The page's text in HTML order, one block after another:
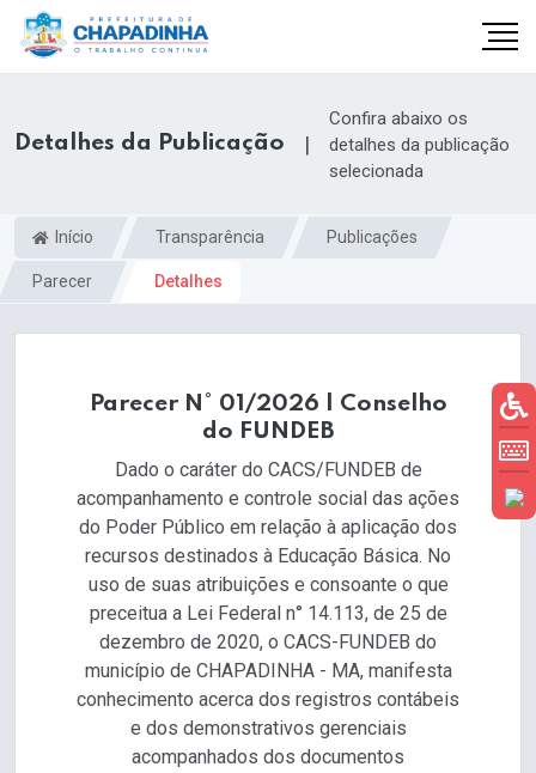
Detalhes da Publicação |
Confira abaixo os
detalhes da publicação
selecionada
Início Transparência Publicações
Parecer Detalhes
Parecer N° 01/2026 | Conselho
do FUNDEB
Dado o caráter do CACS/FUNDEB de
acompanhamento e controle social das ações
do Poder Público em relação à aplicação dos
recursos destinados à Educação Básica. No
uso de suas atribuições e consoante o que
preceitua a Lei Federal n° 14.113, de 25 de
dezembro de 2020, o CACS-FUNDEB do
município de CHAPADINHA - MA, manifesta
conhecimento acerca dos registros contábeis
e dos demonstrativos gerenciais
acompanhados dos documentos